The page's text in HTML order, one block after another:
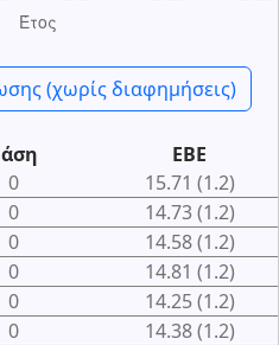
(χωρίς διαφημήσεις)
ΕΒΕ
0
15.71 (1.2)
0
14.73 (1.2)
0
14.58 (1.2)
0
14.81 (1.2)
0
14.25 (1.2)
0 14.38 (1.2)